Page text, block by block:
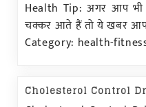
Health Tip: अगर आप भी
चक्कर आते हैं तो ये खबर
Category: health-
Cholesterol Control